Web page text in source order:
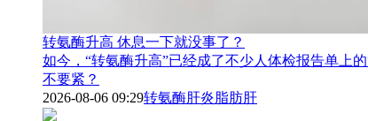
转氨酶升高 休息一下就没事了？
如今，“转氨酶升高”已经成了不少人体检报告单上
不要紧？
2026-08-06 09:29转氨酶肝炎 脂肪肝